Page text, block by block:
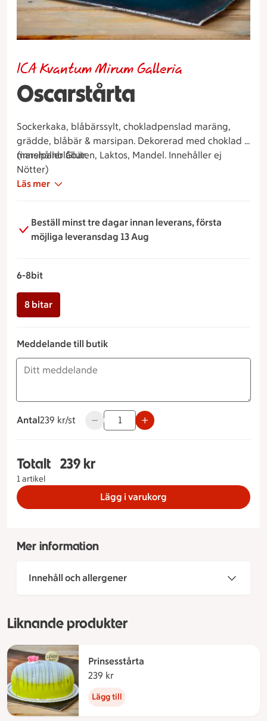
Oscarstårta
ICA Kvantum Mirum Galleria
Sockerkaka, blåbärssylt, chokladpenslad maräng,
grädde, blåbär & marsipan. Dekorerad med choklad &
marsipanblåbär.
(innehåller Gluten, Laktos, Mandel. Innehåller ej
Nötter)
Läs mer
Beställ minst tre dagar innan leverans, första
möjliga leveransdag 13 Aug
6-8bit
8 bitar
Meddelande till butik
Antal
239 kronor styck
239 kr/st Använd knapparna för att minska eller
Totalt
1 artikel
Totalt 1 stycken Oscarstårta 6-8bit 8 bitar, 239
239 kr
Lägg i varukorg
Mer information
Innehåll och allergener
Liknande produkter
Prinsesstårta
239 kr
Lägg till